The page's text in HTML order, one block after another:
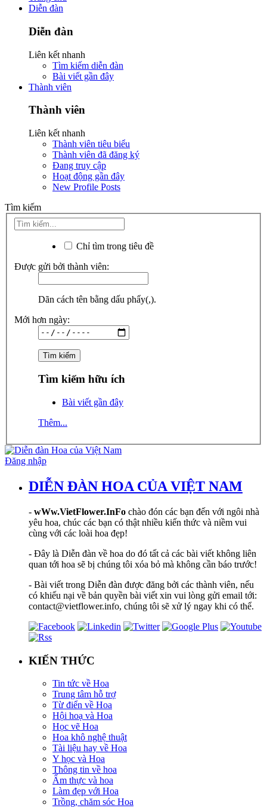
Diễn đàn
Diễn đàn
Liên kết nhanh
Tìm kiếm diễn đàn
Bài viết gần đây
Thành viên
Thành viên
Liên kết nhanh
Thành viên tiêu biểu
Thành viên đã đăng ký
Đang truy cập
Hoạt động gần đây
New Profile Posts
Tìm kiếm
Chỉ tìm trong tiêu đề
Được gửi bởi thành viên:
Dãn cách tên bằng dấu phẩy(,).
Mới hơn ngày:
Tìm kiếm hữu ích
Bài viết gần đây
Thêm...
Đăng nhập
DIỄN ĐÀN HOA CỦA VIỆT NAM
- wWw.VietFlower.InFo chào đón các bạn đến với ngôi nhà
yêu hoa, chúc các bạn có thật nhiều kiến thức và niềm vui
cùng với các loài hoa đẹp!
- Đây là Diễn đàn về hoa do đó tất cả các bài viết không liên
quan tới hoa sẽ bị chúng tôi xóa bỏ mà không cần báo trước!
- Bài viết trong Diễn đàn được đăng bởi các thành viên, nếu
có khiếu nại về bản quyền bài viết xin vui lòng gửi email tới:
contact@vietflower.info, chúng tôi sẽ xử lý ngay khi có thể.
KIẾN THỨC
Tin tức về Hoa
Trung tâm hỗ trợ
Từ điển về Hoa
Hội hoạ và Hoa
Học vẽ Hoa
Hoa khô nghệ thuật
Tài liệu hay về Hoa
Y học và Hoa
Thông tin về hoa
Ẩm thực và hoa
Làm đẹp với Hoa
Trồng, chăm sóc Hoa